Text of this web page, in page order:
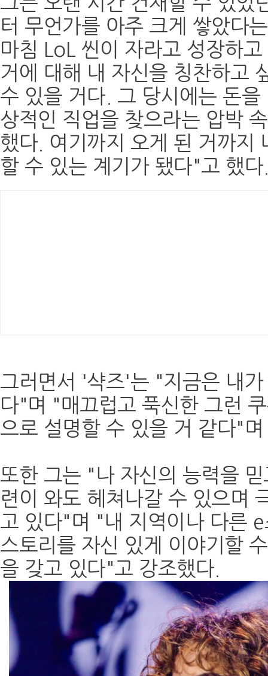
터 무언가를 아주 크게 쌓았다
마침 LoL 씬이 자라고 성장하
거에 대해 내 자신을 칭찬하고
수 있을 거다. 그 당시에는 돈
상적인 직업을 찾으라는 압박
했다. 여기까지 오게 된 거까지
할 수 있는 계기가 됐다"고 했다
그러면서 '샥즈'는 "지금은 내
다"며 "매끄럽고 푹신한 그런
으로 설명할 수 있을 거 같다"
또한 그는 "나 자신의 능력을
련이 와도 헤쳐나갈 수 있으며
고 있다"며 "내 지역이나 다른
스토리를 자신 있게 이야기할
을 갖고 있다"고 강조했다.